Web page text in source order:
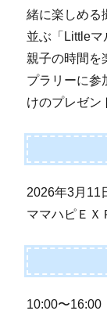
緒に楽しめる
並ぶ「Little
親子の時間を
プラリーに参
けのプレゼン
2026年3月11
ママハピＥＸ
10:00〜16:00